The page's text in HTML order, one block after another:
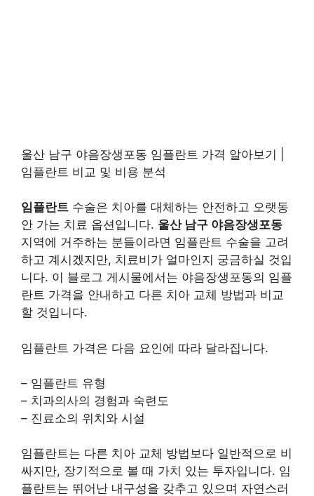
울산 남구 야음장생포동 임플란트 가격 알아보기 |
임플란트 비교 및 비용 분석
임플란트 수술은 치아를 대체하는 안전하고 오랫동
안 가는 치료 옵션입니다. 울산 남구 야음장생포동
지역에 거주하는 분들이라면 임플란트 수술을 고려
하고 계시겠지만, 치료비가 얼마인지 궁금하실 것입
니다. 이 블로그 게시물에서는 야음장생포동의 임플
란트 가격을 안내하고 다른 치아 교체 방법과 비교
할 것입니다.
임플란트 가격은 다음 요인에 따라 달라집니다.
– 임플란트 유형
– 치과의사의 경험과 숙련도
– 진료소의 위치와 시설
임플란트는 다른 치아 교체 방법보다 일반적으로 비
싸지만, 장기적으로 볼 때 가치 있는 투자입니다. 임
플란트는 뛰어난 내구성을 갖추고 있으며 자연스러